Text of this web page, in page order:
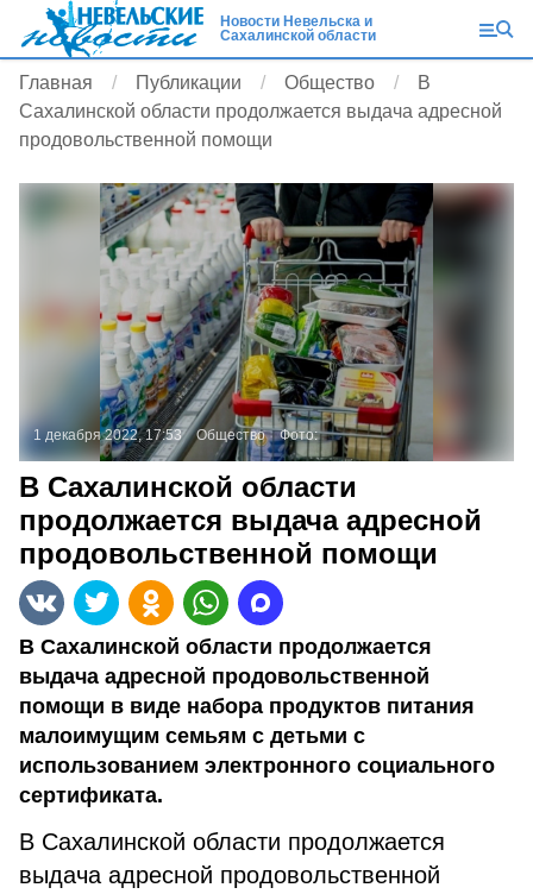
Новости Невельска и
Сахалинской области
Главная Публикации Общество
В
Сахалинской области продолжается выдача адресной
продовольственной помощи
1 декабря 2022, 17:53 Общество Фото:
В Сахалинской области
продолжается выдача адресной
продовольственной помощи
В Сахалинской области продолжается
выдача адресной продовольственной
помощи в виде набора продуктов питания
малоимущим семьям с детьми с
использованием электронного социального
сертификата.
В Сахалинской области продолжается
выдача адресной продовольственной